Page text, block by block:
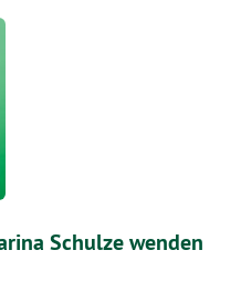
Schulze wenden